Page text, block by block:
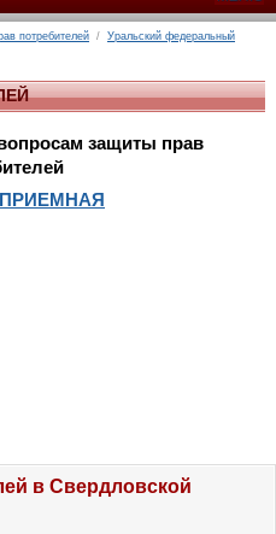
потребителей / Уральский федеральный
защиты прав
в Свердловской